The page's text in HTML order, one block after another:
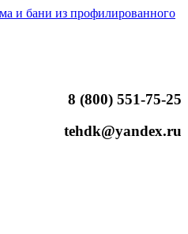
8 (800) 551-75-25
tehdk@yandex.ru